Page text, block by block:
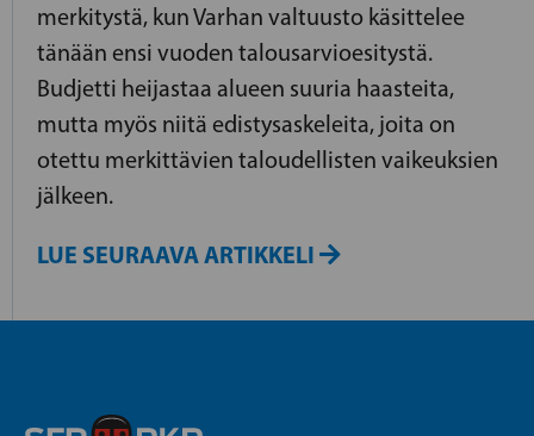
merkitystä, kun Varhan valtuusto käsittelee
tänään ensi vuoden talousarvioesitystä.
Budjetti heijastaa alueen suuria haasteita,
mutta myös niitä edistysaskeleita, joita on
otettu merkittävien taloudellisten vaikeuksien
jälkeen.
LUE SEURAAVA ARTIKKELI